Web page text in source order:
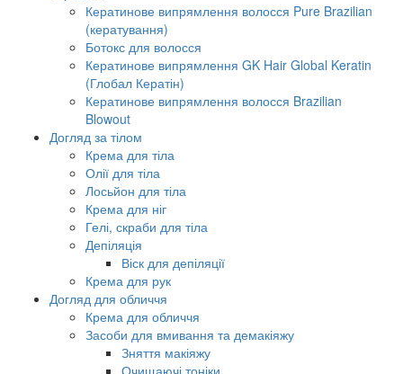
Кератинове випрямлення волосся Pure Brazilian
(кератування)
Ботокс для волосся
Кератинове випрямлення GK Hair Global Keratin
(Глобал Кератін)
Кератинове випрямлення волосся Brazilian
Blowout
Догляд за тілом
Крема для тіла
Олії для тіла
Лосьйон для тіла
Крема для ніг
Гелі, скраби для тіла
Депіляція
Віск для депіляції
Крема для рук
Догляд для обличчя
Крема для обличчя
Засоби для вмивання та демакіяжу
Зняття макіяжу
Очищаючі тоніки